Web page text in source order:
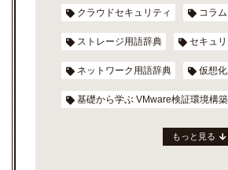
クラウドセキュリティ コラム
ストレージ用語辞典 セキュ
ネットワーク用語辞典 仮想
基礎から学ぶ VMware検証環境構築
もっと見る